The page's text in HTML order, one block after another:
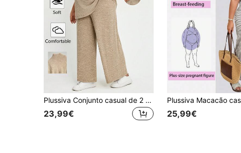
Plussiva Conjunto casual de 2 peças com t-shirt de manga curta e gola redonda e calças para grávidas plus size
23,99€ 25,99€